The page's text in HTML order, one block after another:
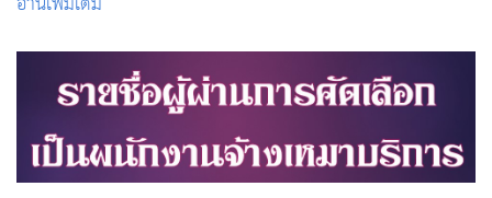
ไตรมาส 3 ( เม.ย.-มิย.62)